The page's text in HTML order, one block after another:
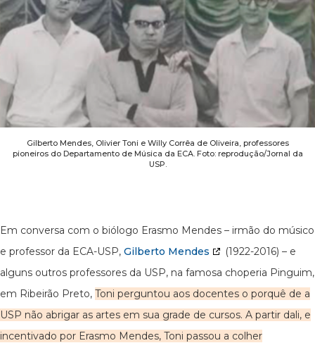
Gilberto Mendes, Olivier Toni e Willy Corrêa de Oliveira, professores
pioneiros do Departamento de Música da ECA. Foto: reprodução/Jornal da
USP.
Em conversa com o biólogo Erasmo Mendes – irmão do músico
e professor da ECA-USP, Gilberto Mendes
(1922-2016) – e
alguns outros professores da USP, na famosa choperia Pinguim,
em Ribeirão Preto, Toni perguntou aos docentes o porquê de a
USP não abrigar as artes em sua grade de cursos. A partir dali, e
incentivado por Erasmo Mendes, Toni passou a colher